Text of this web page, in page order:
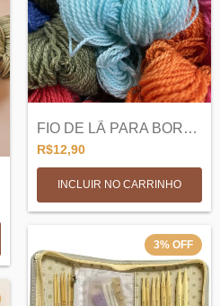
FIO DE LÃ PARA BORDADO
R$12,90
INCLUIR NO CARRINHO
3% OFF